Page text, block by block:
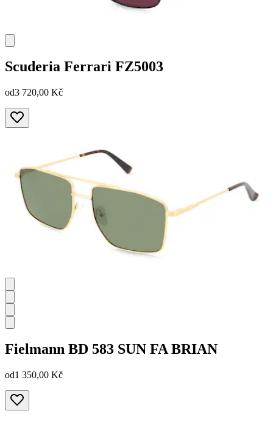
Scuderia Ferrari FZ5003
od3 720,00 Kč
Fielmann BD 583 SUN FA BRIAN
od1 350,00 Kč